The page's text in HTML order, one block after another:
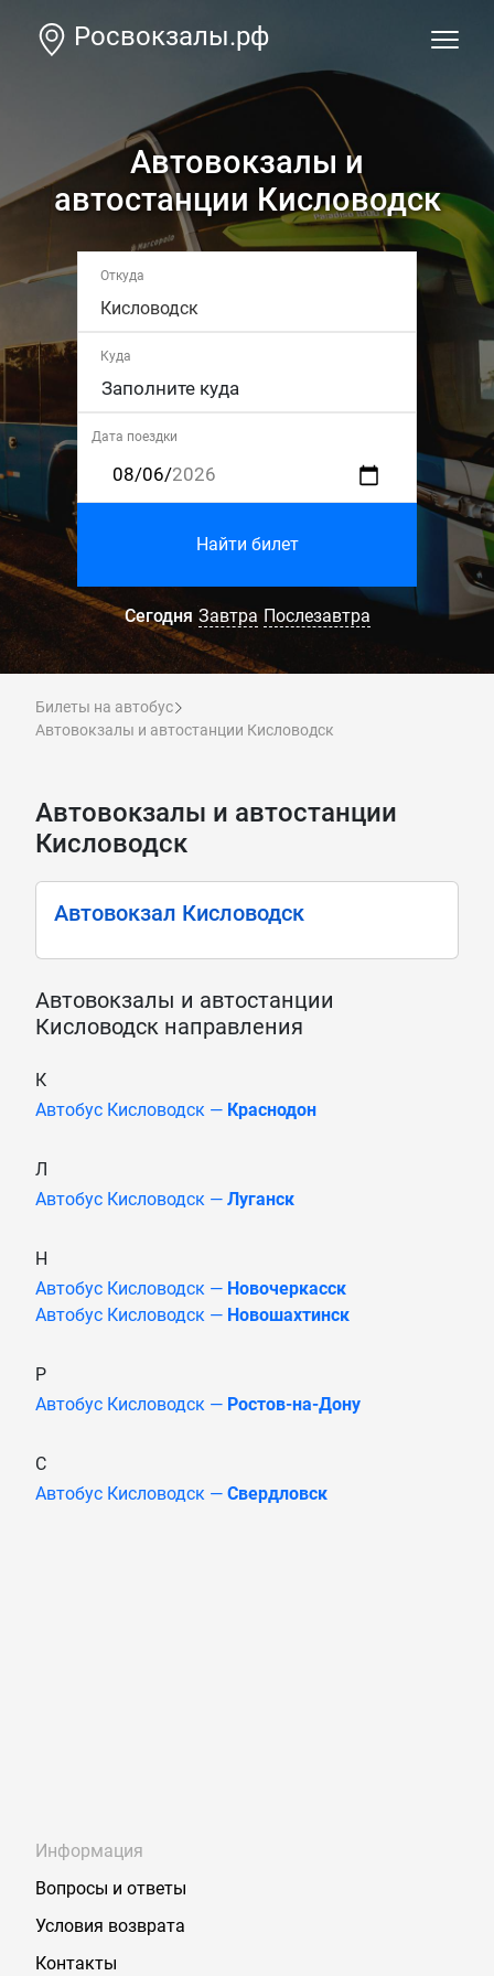
Росвокзалы.рф
Автовокзалы и
автостанции Кисловодск
Откуда
Кисловодск
Куда
Дата поездки
Найти билет
Сегодня Завтра Послезавтра
Билеты на автобус
Автовокзалы и автостанции Кисловодск
Автовокзалы и автостанции
Кисловодск
Автовокзал Кисловодск
Автовокзалы и автостанции
Кисловодск направления
К
Автобус Кисловодск — Краснодон
Л
Автобус Кисловодск — Луганск
Н
Автобус Кисловодск — Новочеркасск
Автобус Кисловодск — Новошахтинск
Р
Автобус Кисловодск — Ростов-на-Дону
С
Автобус Кисловодск — Свердловск
Информация
Вопросы и ответы
Условия возврата
Контакты